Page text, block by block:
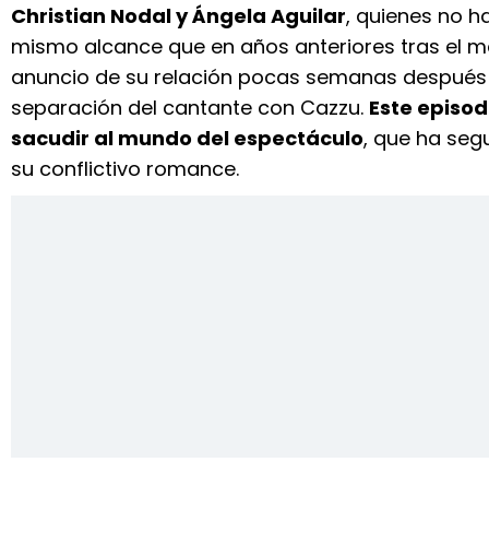
Christian Nodal y Ángela Aguilar, quienes no
mismo alcance que en años anteriores tras el
anuncio de su relación pocas semanas
separación del cantante con Cazzu. Este
sacudir al mundo del espectáculo, que ha
su conflictivo romance.